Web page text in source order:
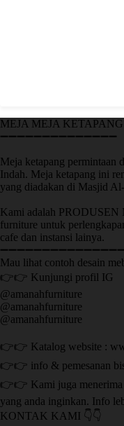
MEJA MEJA
➖➖➖➖➖➖➖➖➖➖➖➖➖➖
Meja ketapang permintaan
Indah. Meja ketapang ini
yang diadakan di Masjid
Kami adalah PRODUSEN
furniture untuk
cafe dan instansi lainya.
➖➖➖➖➖➖➖➖➖➖➖➖➖➖➖
Mau lihat contoh desain
👉👉 Kunjungi profil IG
@amanahfurniture
@amanahfurniture
@amanahfurniture
👉👉 Katalog website :
👉👉 info & pemesanan
👉👉 Kami juga menerima
yang anda inginkan. Info
KONTAK KAMI 👇👇